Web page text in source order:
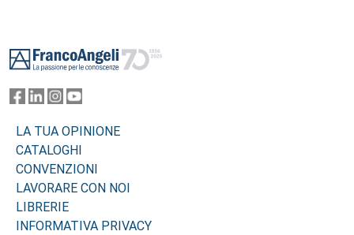
LA TUA OPINIONE
CATALOGHI
CONVENZIONI
LAVORARE CON NOI
LIBRERIE
INFORMATIVA PRIVACY